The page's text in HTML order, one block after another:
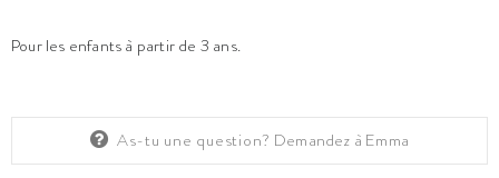
Pour les enfants à partir de 3 ans.
As-tu une question? Demandez à Emma